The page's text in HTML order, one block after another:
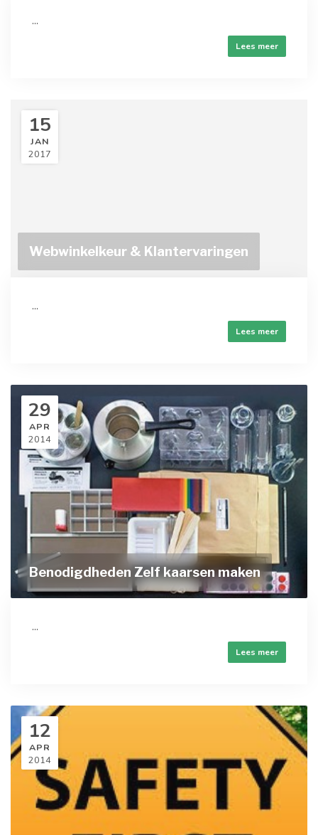
...
Lees meer
15
JAN
2017
Webwinkelkeur & Klantervaringen
...
Lees meer
29
APR
2014
Benodigdheden Zelf kaarsen maken
...
Lees meer
12
APR
2014